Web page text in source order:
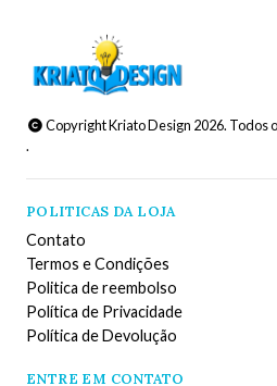
Copyright Kriato Design 2026. Todos
.
POLITICAS DA LOJA
Contato
Termos e Condições
Politica de reembolso
Política de Privacidade
Política de Devolução
ENTRE EM CONTATO